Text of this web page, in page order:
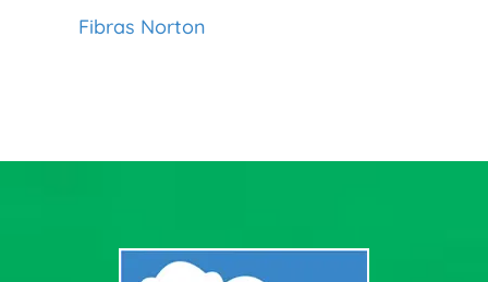
Fibras Norton